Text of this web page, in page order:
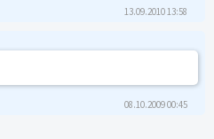
13.09.2010 13:58
08.10.2009 00:45